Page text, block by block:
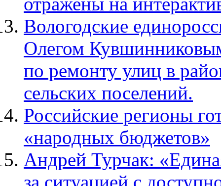
Вологодские
Олегом
по ремонту улиц в
сельских поселений.
Российские регионы
«народных бюджетов»
Андрей Турчак:
за ситуацией с